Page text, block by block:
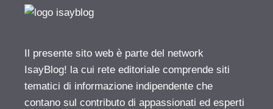
Il presente sito web è parte del network
IsayBlog! la cui rete editoriale comprende siti
tematici di informazione indipendente che
contano sul contributo di appassionati ed esperti